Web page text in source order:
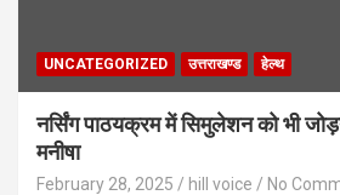
UNCATEGORIZED उत्तराखण्ड हेल्थ
नर्सिंग पाठयक्रम में सिमुलेशन को भी
मनीषा
February 28, 2025 hill voice No